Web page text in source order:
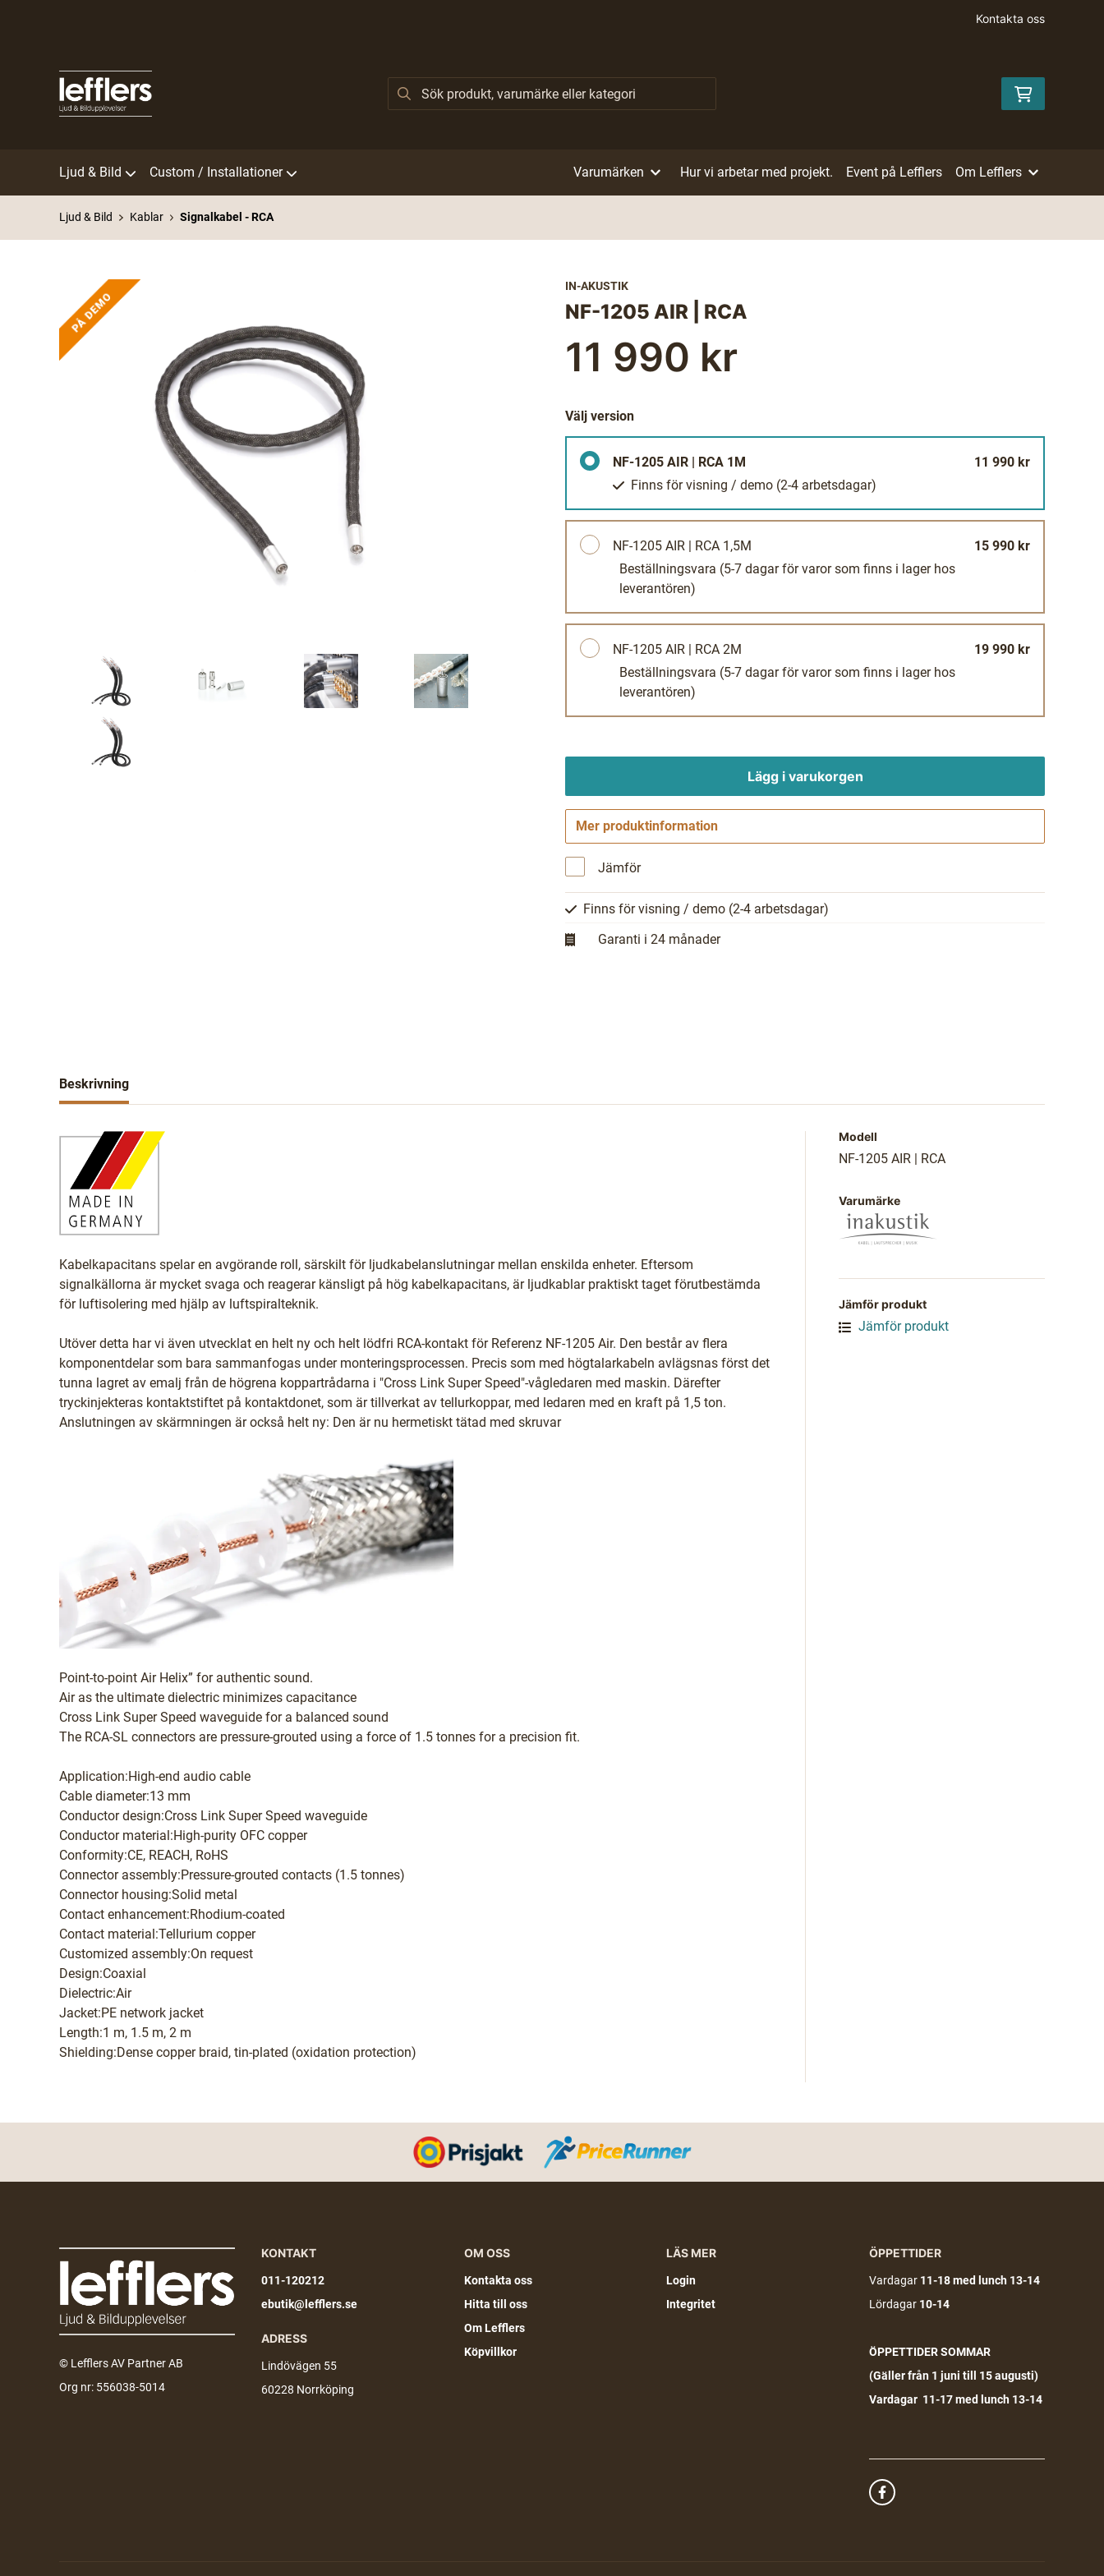
Kontakta oss
Ljud & Bild Custom / Installationer Varumärken Hur vi arbetar med projekt. Event på Lefflers Om Lefflers
Ljud & Bild Kablar Signalkabel - RCA
IN-AKUSTIK
NF-1205 AIR | RCA
11 990 kr
Välj version
NF-1205 AIR | RCA 1M
11 990 kr
Finns för visning / demo (2-4 arbetsdagar)
NF-1205 AIR | RCA 1,5M
15 990 kr
Beställningsvara (5-7 dagar för varor som finns i lager hos
leverantören)
NF-1205 AIR | RCA 2M
19 990 kr
Beställningsvara (5-7 dagar för varor som finns i lager hos
leverantören)
Lägg i varukorgen
Mer produktinformation
Jämför
Finns för visning / demo (2-4 arbetsdagar)
Garanti i 24 månader
Beskrivning
Kabelkapacitans spelar en avgörande roll, särskilt för ljudkabelanslutningar mellan enskilda enheter. Eftersom
signalkällorna är mycket svaga och reagerar känsligt på hög kabelkapacitans, är ljudkablar praktiskt taget förutbestämda
för luftisolering med hjälp av luftspiralteknik.
Utöver detta har vi även utvecklat en helt ny och helt lödfri RCA-kontakt för Referenz NF-1205 Air. Den består av flera
komponentdelar som bara sammanfogas under monteringsprocessen. Precis som med högtalarkabeln avlägsnas först det
tunna lagret av emalj från de högrena koppartrådarna i "Cross Link Super Speed"-vågledaren med maskin. Därefter
tryckinjekteras kontaktstiftet på kontaktdonet, som är tillverkat av tellurkoppar, med ledaren med en kraft på 1,5 ton.
Anslutningen av skärmningen är också helt ny: Den är nu hermetiskt tätad med skruvar
Point-to-point Air Helix” for authentic sound.
Air as the ultimate dielectric minimizes capacitance
Cross Link Super Speed waveguide for a balanced sound
The RCA-SL connectors are pressure-grouted using a force of 1.5 tonnes for a precision fit.
Application:High-end audio cable
Cable diameter:13 mm
Conductor design:Cross Link Super Speed waveguide
Conductor material:High-purity OFC copper
Conformity:CE, REACH, RoHS
Connector assembly:Pressure-grouted contacts (1.5 tonnes)
Connector housing:Solid metal
Contact enhancement:Rhodium-coated
Contact material:Tellurium copper
Customized assembly:On request
Design:Coaxial
Dielectric:Air
Jacket:PE network jacket
Length:1 m, 1.5 m, 2 m
Shielding:Dense copper braid, tin-plated (oxidation protection)
Modell
NF-1205 AIR | RCA
Varumärke
Jämför produkt
Jämför produkt
© Lefflers AV Partner AB
Org nr: 556038-5014
KONTAKT
011-120212
ebutik@lefflers.se
ADRESS
Lindövägen 55
60228 Norrköping
OM OSS
Kontakta oss
Hitta till oss
Om Lefflers
Köpvillkor
LÄS MER
Login
Integritet
ÖPPETTIDER
Vardagar 11-18 med lunch 13-14
Lördagar 10-14
ÖPPETTIDER SOMMAR
(Gäller från 1 juni till 15 augusti)
Vardagar 11-17 med lunch 13-14